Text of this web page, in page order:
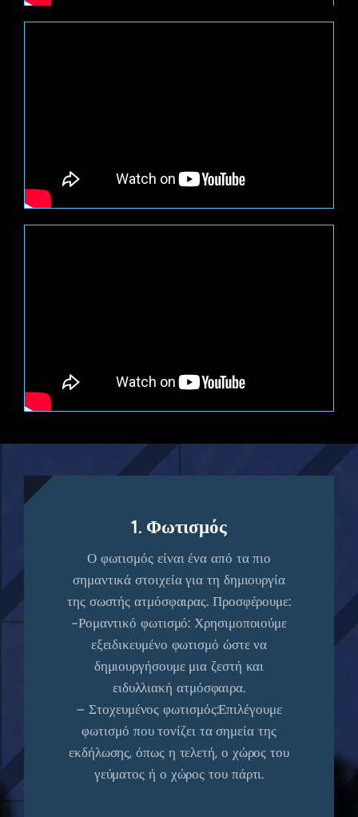
1. Φωτισμός
Ο φωτισμός είναι ένα από τα πιο
σημαντικά στοιχεία για τη δημιουργία
της σωστής ατμόσφαιρας. Προσφέρουμε:
-Ρομαντικό φωτισμό: Χρησιμοποιούμε
εξειδικευμένο φωτισμό ώστε να
δημιουργήσουμε μια ζεστή και
ειδυλλιακή ατμόσφαιρα.
– Στοχευμένος φωτισμός:Επιλέγουμε
φωτισμό που τονίζει τα σημεία της
εκδήλωσης, όπως η τελετή, ο χώρος του
γεύματος ή ο χώρος του πάρτι.